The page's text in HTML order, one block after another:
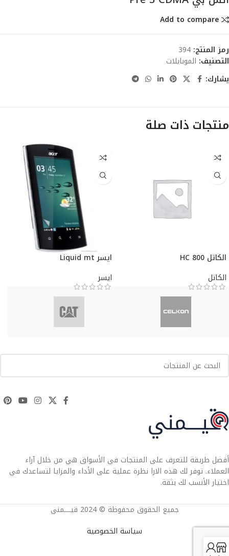
Add to compare
رمز المنتج: 394
التصنيف: الموبايلات
يشارك:
منتجات ذات صلة
الكاتل HC 800
الكاتل
ايسر Liquid mt
ايسر
أفضل طريقة للتعرف على المنتجات في الأسواق هي من خلال آراء
العملاء. توفر لك هذه الارا نظرة عملية على الأداء والمزايا لتساعدك في
اختيار الأنسب لك بثقة.
جميع الحقوق محفوظة © 2024 قيــــمني
سياسة الخصوصية